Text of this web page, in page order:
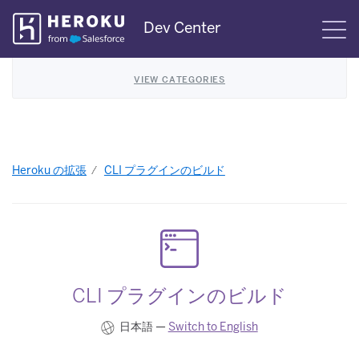
Skip
Navigation
Dev Center
VIEW CATEGORIES
Heroku の拡張 CLI プラグインのビルド
CLI プラグインのビルド
日本語 — Switch to English